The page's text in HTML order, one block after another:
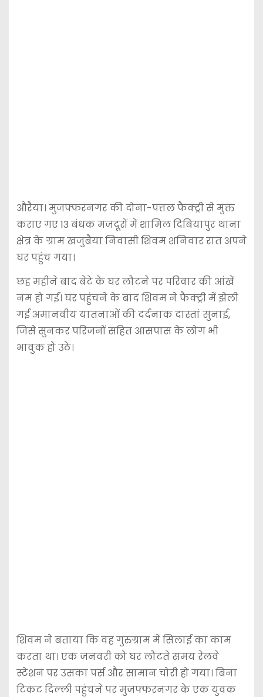
औरैया। मुजफ्फरनगर की दोना-पत्तल फैक्ट्री से मुक्त
कराए गए 13 बंधक मजदूरों में शामिल दिबियापुर थाना
क्षेत्र के ग्राम खजुबैया निवासी शिवम शनिवार रात अपने
घर पहुंच गया।
छह महीने बाद बेटे के घर लौटने पर परिवार की आंखें
नम हो गईं। घर पहुंचने के बाद शिवम ने फैक्ट्री में झेली
गई अमानवीय यातनाओं की दर्दनाक दास्तां सुनाई,
जिसे सुनकर परिजनों सहित आसपास के लोग भी
भावुक हो उठे।
शिवम ने बताया कि वह गुरुग्राम में सिलाई का काम
करता था। एक जनवरी को घर लौटते समय रेलवे
स्टेशन पर उसका पर्स और सामान चोरी हो गया। बिना
टिकट दिल्ली पहुंचने पर मुजफ्फरनगर के एक युवक